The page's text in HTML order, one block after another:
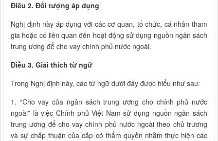
Điều 2. Đối tượng áp dụng
Nghị định này áp dụng với các cơ quan, tổ chức, cá nhân tham
gia hoặc có liên quan đến hoạt động sử dụng nguồn ngân sách
trung ương để cho vay chính phủ nước ngoài.
Điều 3. Giải thích từ ngữ
Trong Nghị định này, các từ ngữ dưới đây được hiểu như sau:
1. “Cho vay của ngân sách trung ương cho chính phủ nước
ngoài” là việc Chính phủ Việt Nam sử dụng nguồn ngân sách
trung ương để cho vay chính phủ nước ngoài theo chủ trương
và sự chấp thuận của cấp có thẩm quyền nhằm thực hiện các